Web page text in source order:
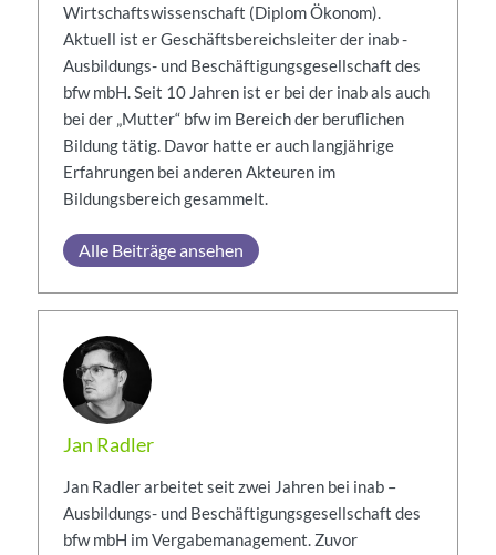
Wirtschaftswissenschaft (Diplom Ökonom).
Aktuell ist er Geschäftsbereichsleiter der inab -
Ausbildungs- und Beschäftigungsgesellschaft des
bfw mbH. Seit 10 Jahren ist er bei der inab als auch
bei der „Mutter“ bfw im Bereich der beruflichen
Bildung tätig. Davor hatte er auch langjährige
Erfahrungen bei anderen Akteuren im
Bildungsbereich gesammelt.
Alle Beiträge ansehen
Jan Radler
Jan Radler arbeitet seit zwei Jahren bei inab –
Ausbildungs- und Beschäftigungsgesellschaft des
bfw mbH im Vergabemanagement. Zuvor